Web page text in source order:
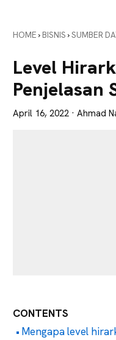
Anda
Tajam
HOME › BISNIS ›SUMBER
Level
Penjelasan
April 16, 2022 · Ahmad
CONTENTS
Mengapa level